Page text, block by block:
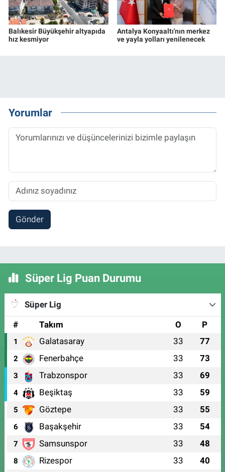
Balıkesir Büyükşehir altyapıda
hız kesmiyor
Antalya Konyaaltı'nın merkez
ve yayla yolları yenilenecek
Yorumlar
Gönder
Süper Lig Puan Durumu
Süper Lig
#
Takım O P
1 Galatasaray 33 77
2 Fenerbahçe 33 73
3 Trabzonspor 33 69
4 Beşiktaş 33 59
5 Göztepe 33 55
6 Başakşehir 33 54
7 Samsunspor 33 48
8 Rizespor 33 40